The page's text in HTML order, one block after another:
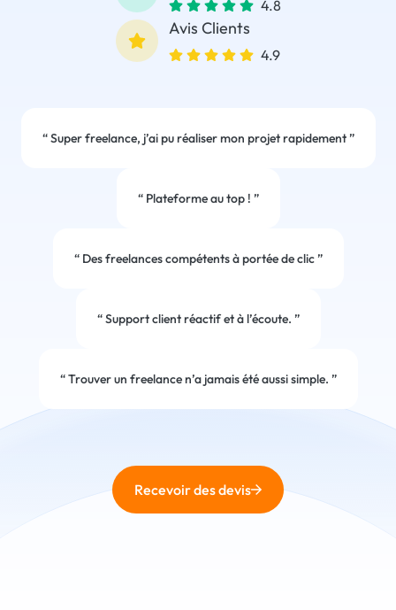
4.8
Avis Clients
4.9
“Super freelance, j’ai pu réaliser mon projet rapidement”
“Plateforme au top ! ”
“Des freelances compétents à portée de clic”
“Support client réactif et à l’écoute. ”
“Trouver un freelance n’a jamais été aussi simple. ”
Recevoir des devis